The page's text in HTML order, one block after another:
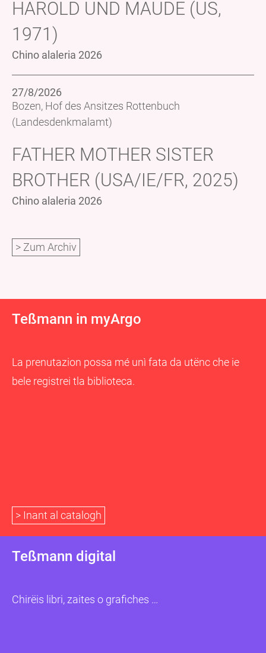
HAROLD UND MAUDE (US,
1971)
Chino alaleria 2026
27/8/2026
Bozen, Hof des Ansitzes Rottenbuch
(Landesdenkmalamt)
FATHER MOTHER SISTER
BROTHER (USA/IE/FR, 2025)
Chino alaleria 2026
> Zum Archiv
Teßmann in myArgo
La prenutazion possa mé unì fata da utënc che ie
bele registrei tla biblioteca.
> Inant al catalogh
Teßmann digital
Chirëis libri, zaites o grafiches …